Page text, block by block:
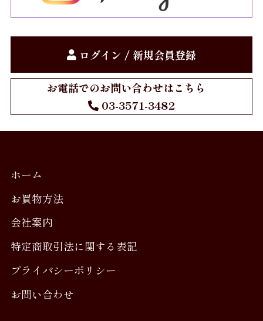
会社案内
ログイン / 新規会員登録
お電話でのお問い合わせはこちら
03-3571-3482
ホーム
お買物方法
会社案内
特定商取引法に関する表記
プライバシーポリシー
お問い合わせ